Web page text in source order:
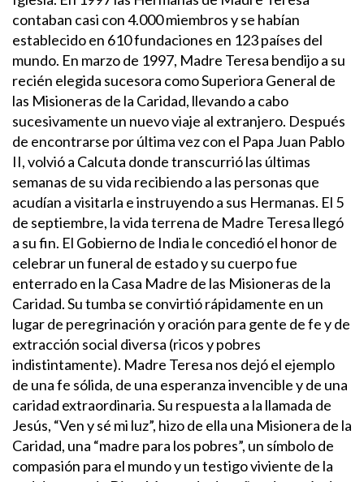
contaban casi con 4.000 miembros y se habían
establecido en 610 fundaciones en 123 países del
mundo. En marzo de 1997, Madre Teresa bendijo a su
recién elegida sucesora como Superiora General de
las Misioneras de la Caridad, llevando a cabo
sucesivamente un nuevo viaje al extranjero. Después
de encontrarse por última vez con el Papa Juan Pablo
II, volvió a Calcuta donde transcurrió las últimas
semanas de su vida recibiendo a las personas que
acudían a visitarla e instruyendo a sus Hermanas. El 5
de septiembre, la vida terrena de Madre Teresa llegó
a su fin. El Gobierno de India le concedió el honor de
celebrar un funeral de estado y su cuerpo fue
enterrado en la Casa Madre de las Misioneras de la
Caridad. Su tumba se convirtió rápidamente en un
lugar de peregrinación y oración para gente de fe y de
extracción social diversa (ricos y pobres
indistintamente). Madre Teresa nos dejó el ejemplo
de una fe sólida, de una esperanza invencible y de una
caridad extraordinaria. Su respuesta a la llamada de
Jesús, “Ven y sé mi luz”, hizo de ella una Misionera de la
Caridad, una “madre para los pobres”, un símbolo de
compasión para el mundo y un testigo viviente de la